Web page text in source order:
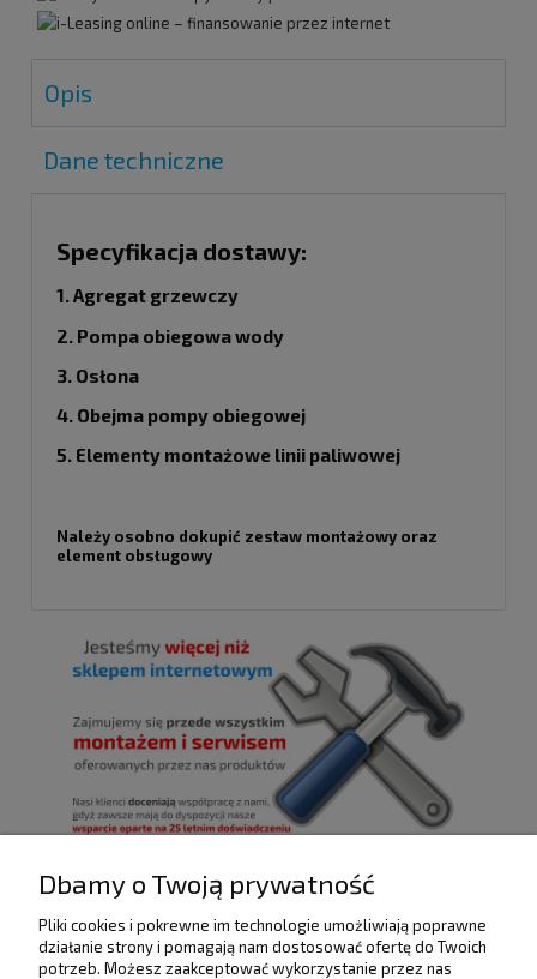
Opis
Dane techniczne
Specyfikacja dostawy:
1. Agregat grzewczy
2. Pompa obiegowa wody
3. Osłona
4. Obejma pompy obiegowej
5. Elementy montażowe linii paliwowej
Należy osobno dokupić zestaw montażowy oraz
element obsługowy
POMOC
Dbamy o Twoją prywatność
Pliki cookies i pokrewne im technologie umożliwiają poprawne
działanie strony i pomagają nam dostosować ofertę do Twoich
potrzeb. Możesz zaakceptować wykorzystanie przez nas